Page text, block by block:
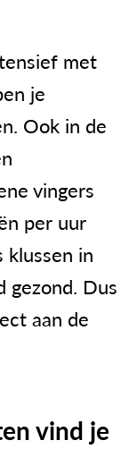
met
je
Ook in de
vingers
per uur
klussen in
gezond. Dus
aan de
vind je